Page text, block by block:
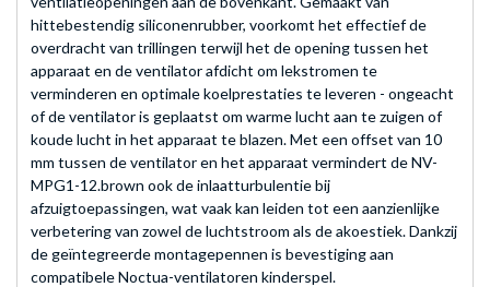
hittebestendig siliconenrubber, voorkomt het effectief de
overdracht van trillingen terwijl het de opening tussen het
apparaat en de ventilator afdicht om lekstromen te
verminderen en optimale koelprestaties te leveren - ongeacht
of de ventilator is geplaatst om warme lucht aan te zuigen of
koude lucht in het apparaat te blazen. Met een offset van 10
mm tussen de ventilator en het apparaat vermindert de NV-
MPG1-12.brown ook de inlaatturbulentie bij
afzuigtoepassingen, wat vaak kan leiden tot een aanzienlijke
verbetering van zowel de luchtstroom als de akoestiek. Dankzij
de geïntegreerde montagepennen is bevestiging aan
compatibele Noctua-ventilatoren kinderspel.